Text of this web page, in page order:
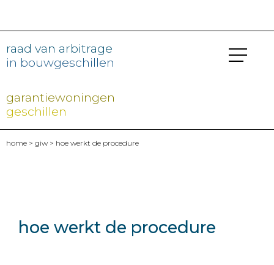
raad van arbitrage
in bouwgeschillen
garantiewoningen
geschillen
home > giw > hoe werkt de procedure
hoe werkt de procedure